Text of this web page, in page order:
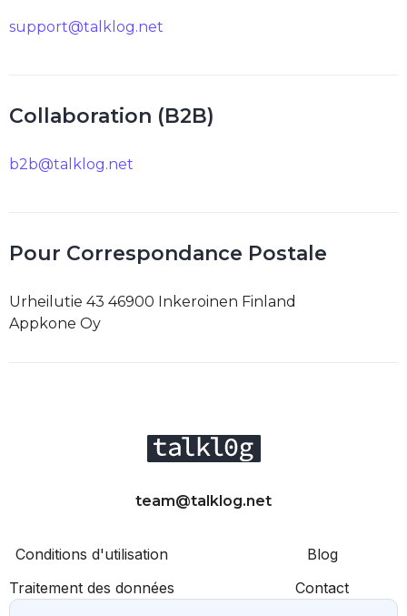
support@talklog.net
Collaboration (B2B)
b2b@talklog.net
Pour Correspondance Postale
Urheilutie 43 46900 Inkeroinen Finland
Appkone Oy
Conditions d'utilisation
Traitement des données
Blog
Contact
team@talklog.net